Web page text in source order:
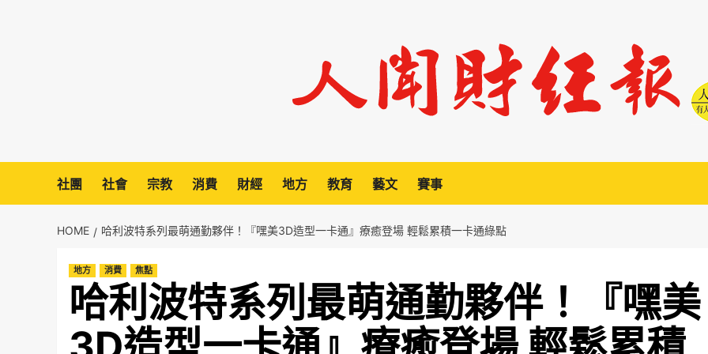
社團 社會 宗教 消費 財經 地方 教育 藝文 賽事
HOME 哈利波特系列最萌通勤夥伴！『嘿美3D造型一卡通』療癒登場 輕鬆累積一卡通綠點
地方 消費 焦點
哈利波特系列最萌通勤夥伴！『嘿美